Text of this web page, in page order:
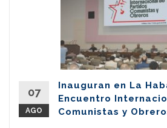
07
AGO
Inauguran en La
Encuentro
Comunistas y